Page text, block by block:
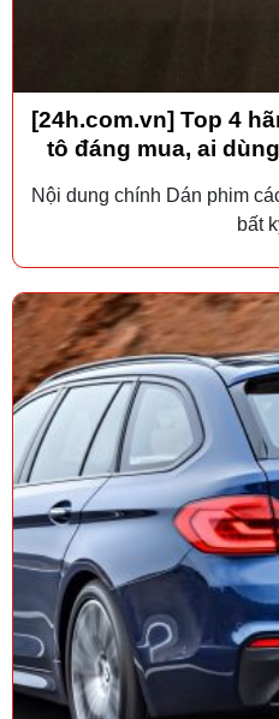
[24h.com.vn] Top 4
tô đáng mua, ai
Nội dung chính Dán phim
bất